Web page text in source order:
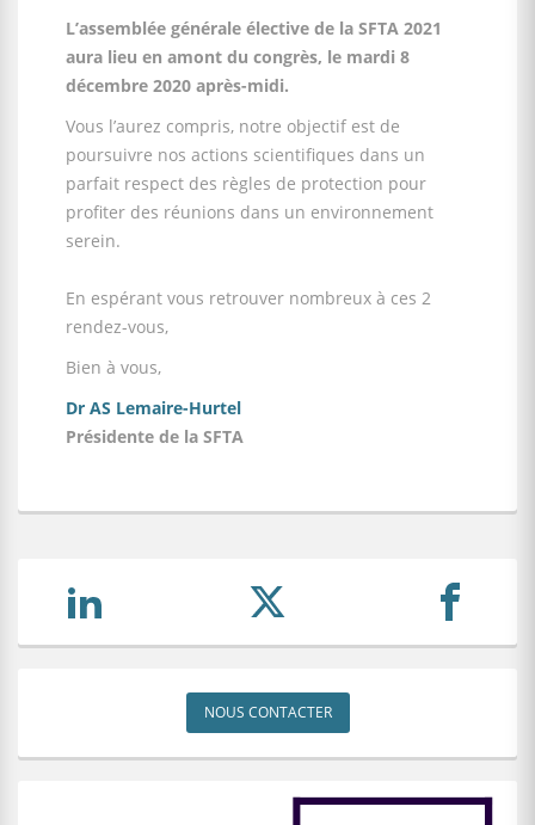
L’assemblée générale élective de la SFTA 2021
aura lieu en amont du congrès, le mardi 8
décembre 2020 après-midi.
Vous l’aurez compris, notre objectif est de
poursuivre nos actions scientifiques dans un
parfait respect des règles de protection pour
profiter des réunions dans un environnement
serein.
En espérant vous retrouver nombreux à ces 2
rendez-vous,
Bien à vous,
Dr AS Lemaire-Hurtel
​Présidente de la SFTA
NOUS CONTACTER